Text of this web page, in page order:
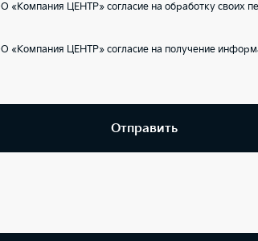
ЦЕНТР» согласие на обработку своих
ЦЕНТР» согласие на получение
Отправить